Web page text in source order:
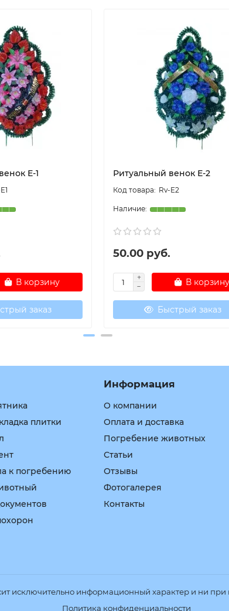
Е-1
В корзину
заказ
Ритуальный венок Е-2
Rv-E2
50.00 руб.
В корзину
Быстрый заказ
плитки
к погребению
Информация
О компании
Оплата и доставка
Погребение животных
Статьи
Отзывы
Фотогалерея
Контакты
исключительно информационный характер и ни при
Политика конфиденциальности